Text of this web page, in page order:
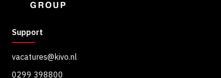
Support
vacatures@kivo.nl
0299 398800